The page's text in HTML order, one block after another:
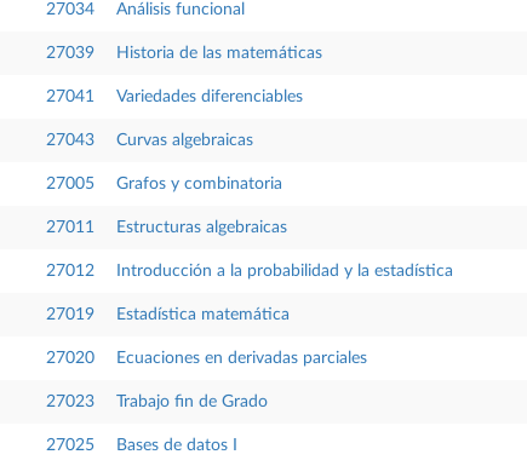
27034 Análisis funcional
27039 Historia de las matemáticas
27041 Variedades diferenciables
27043 Curvas algebraicas
27005 Grafos y combinatoria
27011 Estructuras algebraicas
27012 Introducción a la probabilidad y la estadística
27019 Estadística matemática
27020 Ecuaciones en derivadas parciales
27023 Trabajo fin de Grado
27025 Bases de datos I